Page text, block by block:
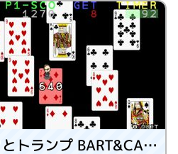
ワンパクとトランプ BART&CARDS